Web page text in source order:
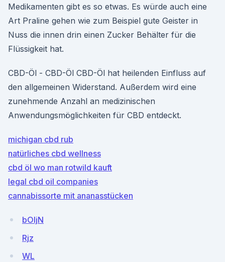
Medikamenten gibt es so etwas. Es würde auch eine
Art Praline gehen wie zum Beispiel gute Geister in
Nuss die innen drin einen Zucker Behälter für die
Flüssigkeit hat.
CBD-Öl - CBD-Öl CBD-Öl hat heilenden Einfluss auf
den allgemeinen Widerstand. Außerdem wird eine
zunehmende Anzahl an medizinischen
Anwendungsmöglichkeiten für CBD entdeckt.
michigan cbd rub
natürliches cbd wellness
cbd öl wo man rotwild kauft
legal cbd oil companies
cannabissorte mit ananasstücken
bOljN
Rjz
WL